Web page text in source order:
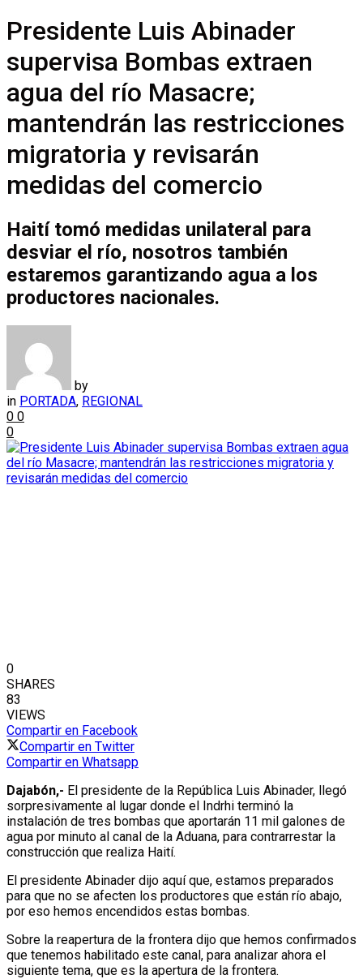
Presidente Luis Abinader
supervisa Bombas extraen
agua del río Masacre;
mantendrán las restricciones
migratoria y revisarán
medidas del comercio
Haití tomó medidas unilateral para
desviar el río, nosotros también
estaremos garantizando agua a los
productores nacionales.
by
in PORTADA, REGIONAL
0 0
0
0
SHARES
83
VIEWS
Compartir en Facebook
Compartir en Twitter
Compartir en Whatsapp
Dajabón,- El presidente de la República Luis Abinader, llegó
sorpresivamente al lugar donde el Indrhi terminó la
instalación de tres bombas que aportarán 11 mil galones de
agua por minuto al canal de la Aduana, para contrarrestar la
construcción que realiza Haití.
El presidente Abinader dijo aquí que, estamos preparados
para que no se afecten los productores que están río abajo,
por eso hemos encendidos estas bombas.
Sobre la reapertura de la frontera dijo que hemos confirmados
que tenemos habilitado este canal, para analizar ahora el
siguiente tema, que es la apertura de la frontera.